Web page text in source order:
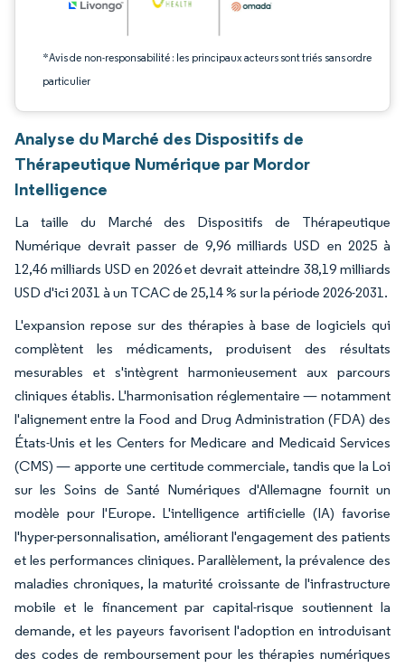
*Avis de non-responsabilité : les principaux acteurs sont triés sans ordre
particulier
Analyse du Marché des Dispositifs de
Thérapeutique Numérique par Mordor
Intelligence
La taille du Marché des Dispositifs de Thérapeutique
Numérique devrait passer de 9,96 milliards USD en 2025 à
12,46 milliards USD en 2026 et devrait atteindre 38,19 milliards
USD d'ici 2031 à un TCAC de 25,14 % sur la période 2026-2031.
L'expansion repose sur des thérapies à base de logiciels qui
complètent les médicaments, produisent des résultats
mesurables et s'intègrent harmonieusement aux parcours
cliniques établis. L'harmonisation réglementaire — notamment
l'alignement entre la Food and Drug Administration (FDA) des
États-Unis et les Centers for Medicare and Medicaid Services
(CMS) — apporte une certitude commerciale, tandis que la Loi
sur les Soins de Santé Numériques d'Allemagne fournit un
modèle pour l'Europe. L'intelligence artificielle (IA) favorise
l'hyper-personnalisation, améliorant l'engagement des patients
et les performances cliniques. Parallèlement, la prévalence des
maladies chroniques, la maturité croissante de l'infrastructure
mobile et le financement par capital-risque soutiennent la
demande, et les payeurs favorisent l'adoption en introduisant
des codes de remboursement pour les thérapies numériques